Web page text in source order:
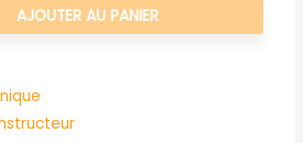
à
AJOUTER AU PANIER